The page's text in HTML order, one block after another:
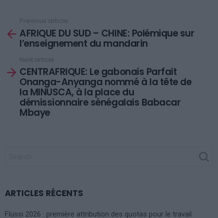
more
Previous article
AFRIQUE DU SUD – CHINE: Polémique sur
l’enseignement du mandarin
Next article
CENTRAFRIQUE: Le gabonais Parfait
Onanga-Anyanga nommé à la tête de
la MINUSCA, à la place du
démissionnaire sénégalais Babacar
Mbaye
ARTICLES RÉCENTS
Flussi 2026 : première attribution des quotas pour le travail